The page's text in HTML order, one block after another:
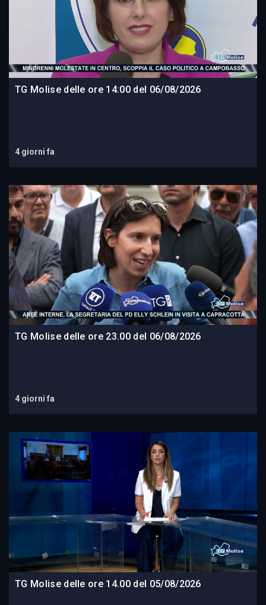
TG Molise delle ore 14:00 del 06/08/2026
4 giorni fa
TG Molise delle ore 23.00 del 06/08/2026
4 giorni fa
TG Molise delle ore 14.00 del 05/08/2026